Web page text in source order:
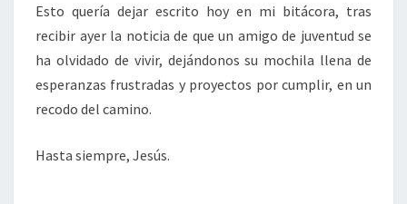
Esto quería dejar escrito hoy en mi bitácora, tras
recibir ayer la noticia de que un amigo de juventud se
ha olvidado de vivir, dejándonos su mochila llena de
esperanzas frustradas y proyectos por cumplir, en un
recodo del camino.
Hasta siempre, Jesús.